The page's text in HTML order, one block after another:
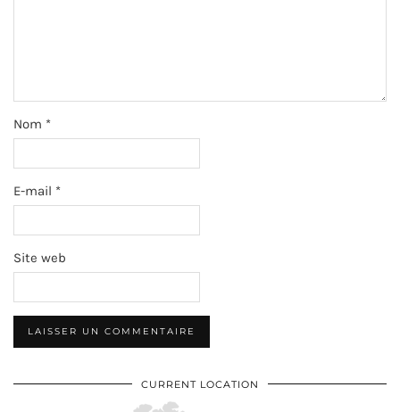
Nom *
E-mail *
Site web
CURRENT LOCATION